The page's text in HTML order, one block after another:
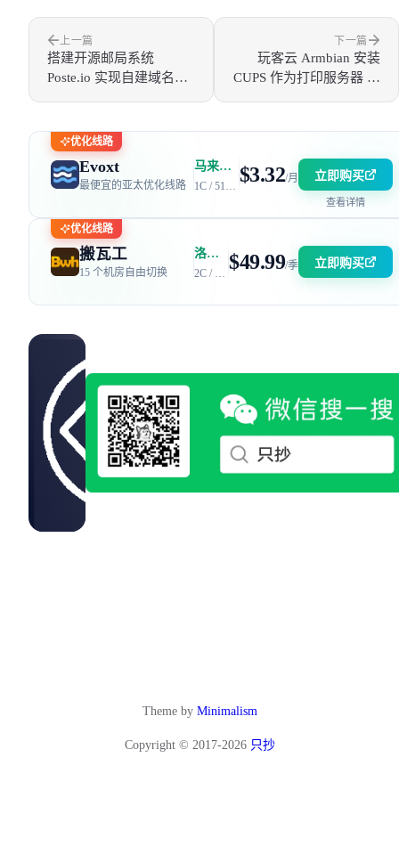
上一篇
搭建开源邮局系统
Poste.io 实现自建域名邮
下一篇
玩客云 Armbian 安装
CUPS 作为打印服务器 实
优化线路
Evoxt
最便宜的亚太优化线路
马来西亚 | 电信 GIA + 联通 9929 | 优惠码：AFF2377-DEV $3.32/月 立即购买
查看详情
优化线路
搬瓦工
15 个机房自由切换
洛杉矶 DC6 机房 | 电信 / 联通 CN2 GIA + 移动 CMIN2 $49.99/季 立即购买
Theme by Minimalism
Copyright © 2017-2026 只抄